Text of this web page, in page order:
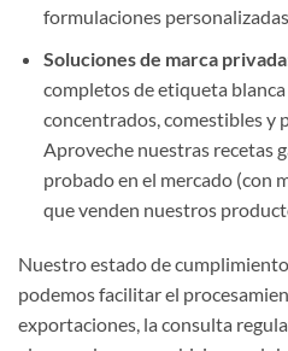
formulaciones
Soluciones de marca
completos de etiqueta blanca
concentrados, comestibles y
Aproveche nuestras recetas
probado en el mercado (con
que venden nuestros
Nuestro estado de
podemos facilitar el
exportaciones, la consulta